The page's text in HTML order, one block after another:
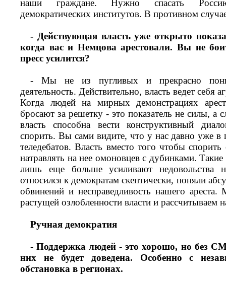
наши граждане. Нужно спасать
демократических институтов. В противном
- Действующая власть уже открыто
когда вас и Немцова арестовали. Вы не
пресс усилится?
- Мы не из пугливых и прекрасно
деятельность. Действительно, власть ведет себя
Когда людей на мирных демонстрациях
бросают за решетку - это показатель не силы, а
власть способна вести конструктивный
спорить. Вы сами видите, что у нас давно уже
теледебатов. Власть вместо того чтобы
натравлять на нее омоновцев с дубинками.
лишь еще больше усиливают недовольства
относился к демократам скептически, поняли
обвинений и несправедливость нашего
растущей озлобленности власти и рассчитываем
Ручная демократия
- Поддержка людей - это хорошо, но без
них не будет доведена. Особенно с
обстановка в регионах.